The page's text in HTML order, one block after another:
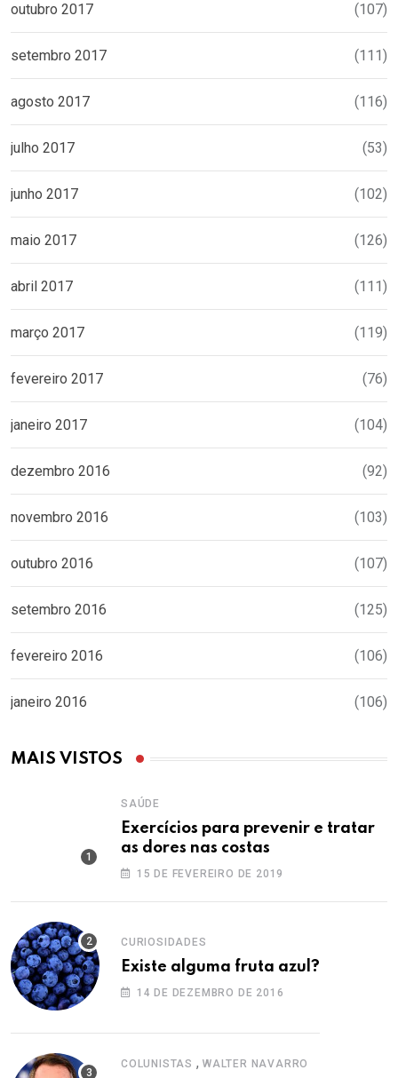
outubro 2017 (107)
setembro 2017 (111)
agosto 2017 (116)
julho 2017 (53)
junho 2017 (102)
maio 2017 (126)
abril 2017 (111)
março 2017 (119)
fevereiro 2017 (76)
janeiro 2017 (104)
dezembro 2016 (92)
novembro 2016 (103)
outubro 2016 (107)
setembro 2016 (125)
fevereiro 2016 (106)
janeiro 2016 (106)
MAIS VISTOS
SAÚDE
Exercícios para prevenir e tratar
as dores nas costas
15 DE FEVEREIRO DE 2019
CURIOSIDADES
Existe alguma fruta azul?
14 DE DEZEMBRO DE 2016
COLUNISTAS , WALTER NAVARRO